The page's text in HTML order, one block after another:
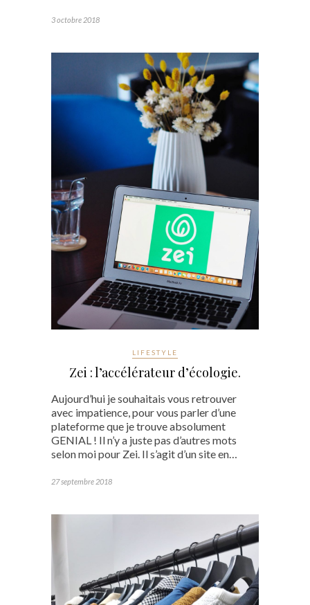
3 octobre 2018
LIFESTYLE
Zei : l’accélérateur d’écologie.
Aujourd’hui je souhaitais vous retrouver
avec impatience, pour vous parler d’une
plateforme que je trouve absolument
GENIAL ! Il n’y a juste pas d’autres mots
selon moi pour Zei. Il s’agit d’un site en…
27 septembre 2018